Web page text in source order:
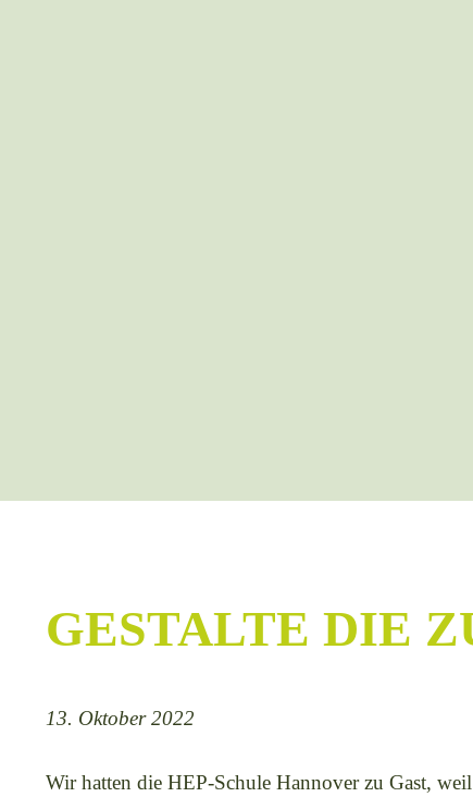
GESTALTE DIE
13. Oktober 2022
Wir hatten die HEP-Schule Hannover zu Gast,